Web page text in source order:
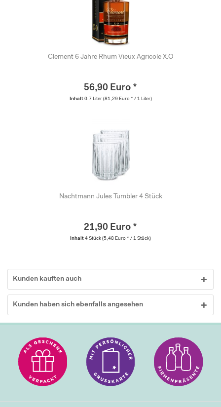
Clement 6 Jahre Rhum Vieux Agricole X.O
56,90 Euro *
Inhalt 0.7 Liter (81,29 Euro * / 1 Liter)
Nachtmann Jules Tumbler 4 Stück
21,90 Euro *
Inhalt 4 Stück (5,48 Euro * / 1 Stück)
Kunden kauften auch
Kunden haben sich ebenfalls angesehen